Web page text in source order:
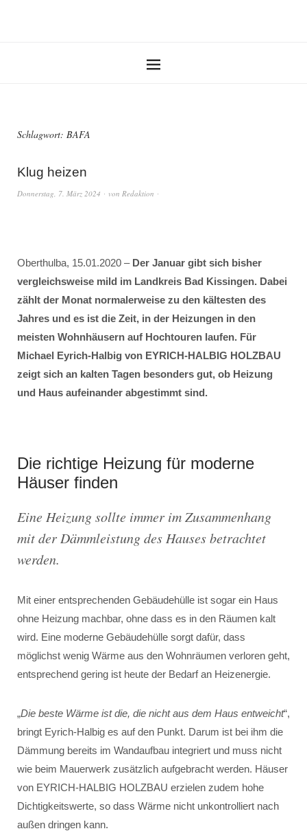
Schlagwort: BAFA
Klug heizen
Donnerstag, 7. März 2024 von Redaktion
Oberthulba, 15.01.2020 – Der Januar gibt sich bisher
vergleichsweise mild im Landkreis Bad Kissingen. Dabei
zählt der Monat normalerweise zu den kältesten des
Jahres und es ist die Zeit, in der Heizungen in den
meisten Wohnhäusern auf Hochtouren laufen. Für
Michael Eyrich-Halbig von EYRICH-HALBIG HOLZBAU
zeigt sich an kalten Tagen besonders gut, ob Heizung
und Haus aufeinander abgestimmt sind.
Die richtige Heizung für moderne
Häuser finden
Eine Heizung sollte immer im Zusammenhang
mit der Dämmleistung des Hauses betrachtet
werden.
Mit einer entsprechenden Gebäudehülle ist sogar ein Haus
ohne Heizung machbar, ohne dass es in den Räumen kalt
wird. Eine moderne Gebäudehülle sorgt dafür, dass
möglichst wenig Wärme aus den Wohnräumen verloren geht,
entsprechend gering ist heute der Bedarf an Heizenergie.
„Die beste Wärme ist die, die nicht aus dem Haus entweicht“,
bringt Eyrich-Halbig es auf den Punkt. Darum ist bei ihm die
Dämmung bereits im Wandaufbau integriert und muss nicht
wie beim Mauerwerk zusätzlich aufgebracht werden. Häuser
von EYRICH-HALBIG HOLZBAU erzielen zudem hohe
Dichtigkeitswerte, so dass Wärme nicht unkontrolliert nach
außen dringen kann.